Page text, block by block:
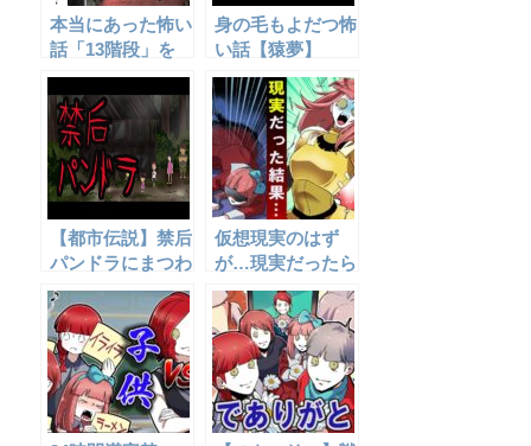
本当にあった怖い
話「13階段」を
アニメ風にしてみ
た。
身の毛もよだつ怖
い話【猿夢】
【都市伝説】禁后
パンドラにまつわ
る怖い話
仮想現実のはず
が…現実だったら
どうなるのか‥